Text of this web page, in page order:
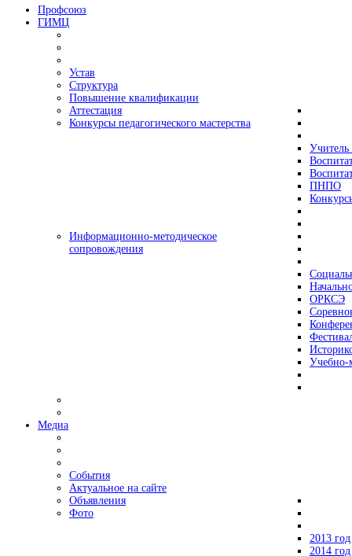
Профсоюз
ГИМЦ
Устав
Структура
Повышение квалификации
Аттестация
Конкурсы педагогического мастерства
Учитель
ПНПО
Информационно-методическое
сопровождения
ОРКСЭ
Учебно-
Медиа
События
Актуальное на сайте
Объявления
Фото
2013 год
2014 год